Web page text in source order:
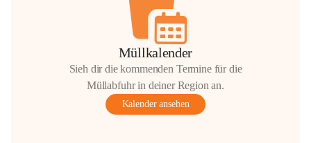
Müllkalender
Sieh dir die kommenden Termine für die
Müllabfuhr in deiner Region an.
Kalender ansehen